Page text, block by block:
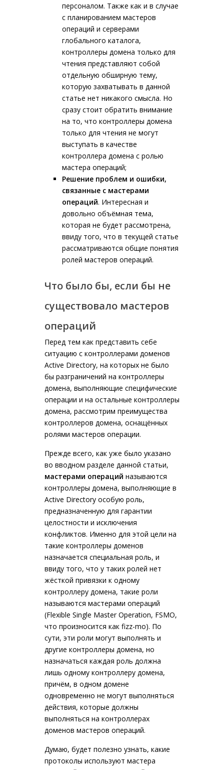
персоналом. Также как и в случае
с планированием мастеров
операций и серверами
глобального каталога,
контроллеры домена только для
чтения представляют собой
отдельную обширную тему,
которую захватывать в данной
статье нет никакого смысла. Но
сразу стоит обратить внимание
на то, что контроллеры домена
только для чтения не могут
выступать в качестве
контроллера домена с ролью
мастера операций;
Решение проблем и ошибки,
связанные с мастерами
операций. Интересная и
довольно объёмная тема,
которая не будет рассмотрена,
ввиду того, что в текущей статье
рассматриваются общие понятия
ролей мастеров операций.
Что было бы, если бы не
существовало мастеров
операций
Перед тем как представить себе
ситуацию с контроллерами доменов
Active Directory, на которых не было
бы разграничений на контроллеры
домена, выполняющие специфические
операции и на остальные контроллеры
домена, рассмотрим преимущества
контроллеров домена, оснащённых
ролями мастеров операции.
Прежде всего, как уже было указано
во вводном разделе данной статьи,
мастерами операций называются
контроллеры домена, выполняющие в
Active Directory особую роль,
предназначенную для гарантии
целостности и исключения
конфликтов. Именно для этой цели на
такие контроллеры доменов
назначается специальная роль, и
ввиду того, что у таких ролей нет
жёсткой привязки к одному
контроллеру домена, такие роли
называются мастерами операций
(Flexible Single Master Operation, FSMO,
что произносится как fizz-mo). По
сути, эти роли могут выполнять и
другие контроллеры домена, но
назначаться каждая роль должна
лишь одному контроллеру домена,
причём, в одном домене
одновременно не могут выполняться
действия, которые должны
выполняться на контроллерах
доменов мастеров операций.
Думаю, будет полезно узнать, какие
протоколы используют мастера